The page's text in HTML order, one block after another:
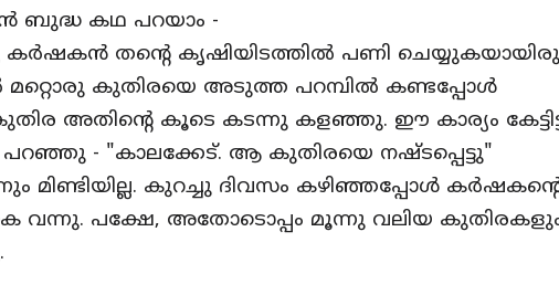
ബുദ്ധ കഥ പറയാം -
കർഷകൻ തന്റെ കൃഷിയിടത്തിൽ പണി
മറ്റൊരു കുതിരയെ അടുത്ത പറമ്പിൽ കണ്ടപ്പോൾ
അതിന്റെ കൂടെ കടന്നു കളഞ്ഞു. ഈ കാര്യം
- "കാലക്കേട്. ആ കുതിരയെ നഷ്ടപ്പെട്ടു"
മിണ്ടിയില്ല. കുറച്ചു ദിവസം കഴിഞ്ഞപ്പോൾ
വന്നു. പക്ഷേ, അതോടൊപ്പം മൂന്നു വലിയ